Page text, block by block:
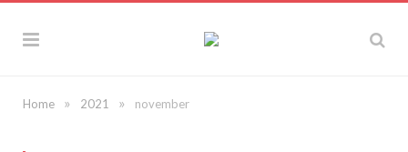
Home » 2021 » november